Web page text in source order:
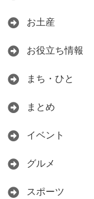
お土産
お役立ち情報
まち・ひと
まとめ
イベント
グルメ
スポーツ